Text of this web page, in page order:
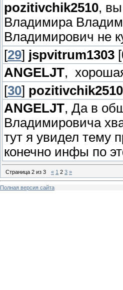
pozitivchik2510,
Владимира
Владимирович не
[29] jspvitrum1303
ANGELJT,
[30] pozitivchik2510
ANGELJT, Да в
Владимировича
тут я увидел тему
конечно инфы по
Страница 2 из 3 « 1 2 3 »
Полная версия сайта